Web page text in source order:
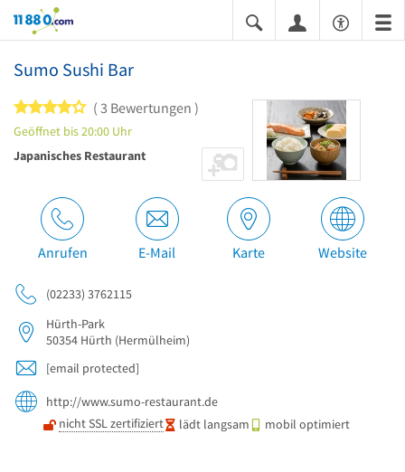
11880.com
Sumo Sushi Bar
4 von 5 Sternen
3 Bewertungen
Geöffnet bis 20:00 Uhr
Japanisches Restaurant
Anrufen E-Mail Karte Website
(02233) 3762115
Hürth-Park
50354 Hürth (Hermülheim)
[email protected]
http://www.sumo-restaurant.de
nicht SSL zertifiziert
lädt langsam mobil optimiert